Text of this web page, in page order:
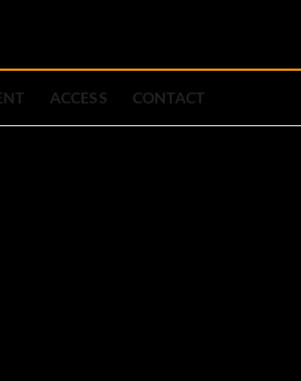
ACCESS CONTACT